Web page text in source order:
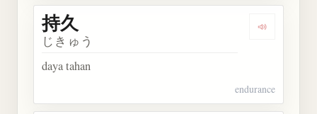
Dengarkan
持久
じきゅう
daya tahan
endurance